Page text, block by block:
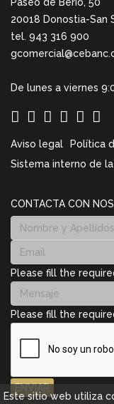
20018 Donostia-San
tel. 943 316 900
De lunes a viernes
Aviso legal Política
Sistema interno de
CONTACTA CON
Please fill the
Please fill the
ENVIAR
Este sitio web utiliza